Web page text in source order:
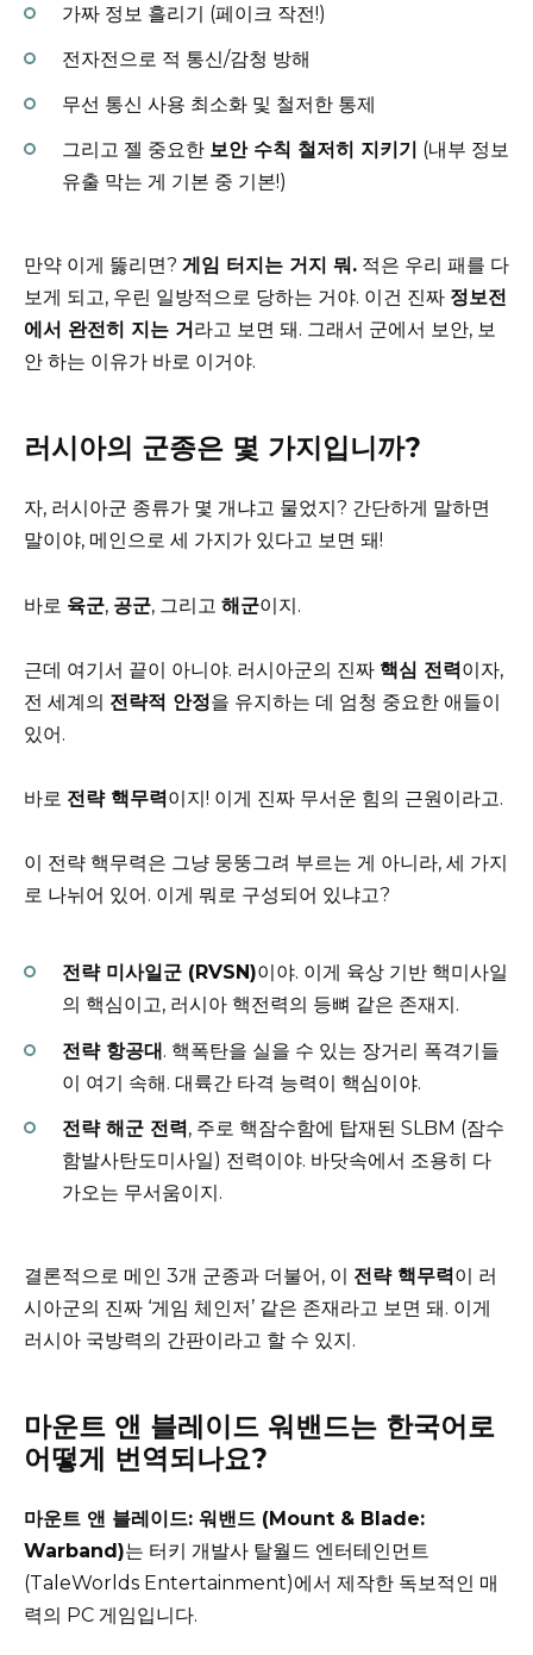
가짜 정보 흘리기 (페이크 작전!)
전자전으로 적 통신/감청 방해
무선 통신 사용 최소화 및 철저한 통제
그리고 젤 중요한 보안 수칙 철저히 지키기 (내부 정보
유출 막는 게 기본 중 기본!)
만약 이게 뚫리면? 게임 터지는 거지 뭐. 적은 우리 패를 다
보게 되고, 우린 일방적으로 당하는 거야. 이건 진짜 정보전
에서 완전히 지는 거 라고 보면 돼. 그래서 군에서 보안, 보
안 하는 이유가 바로 이거야.
러시아의 군종은 몇 가지입니까?
자, 러시아군 종류가 몇 개냐고 물었지? 간단하게 말하면
말이야, 메인으로 세 가지가 있다고 보면 돼!
바로 육군, 공군, 그리고 해군이지.
근데 여기서 끝이 아니야. 러시아군의 진짜 핵심 전력이자,
전 세계의 전략적 안정을 유지하는 데 엄청 중요한 애들이
있어.
바로 전략 핵무력이지! 이게 진짜 무서운 힘의 근원이라고.
이 전략 핵무력은 그냥 뭉뚱그려 부르는 게 아니라, 세 가지
로 나뉘어 있어. 이게 뭐로 구성되어 있냐고?
전략 미사일군 (RVSN)이야. 이게 육상 기반 핵미사일
의 핵심이고, 러시아 핵전력의 등뼈 같은 존재지.
전략 항공대. 핵폭탄을 실을 수 있는 장거리 폭격기들
이 여기 속해. 대륙간 타격 능력이 핵심이야.
전략 해군 전력, 주로 핵잠수함에 탑재된 SLBM (잠수
함발사탄도미사일) 전력이야. 바닷속에서 조용히 다
가오는 무서움이지.
결론적으로 메인 3개 군종과 더불어, 이 전략 핵무력이 러
시아군의 진짜 ‘게임 체인저’ 같은 존재라고 보면 돼. 이게
러시아 국방력의 간판이라고 할 수 있지.
마운트 앤 블레이드 워밴드는 한국어로
어떻게 번역되나요?
마운트 앤 블레이드: 워밴드 (Mount & Blade:
Warband)는 터키 개발사 탈월드 엔터테인먼트
(TaleWorlds Entertainment)에서 제작한 독보적인 매
력의 PC 게임입니다.